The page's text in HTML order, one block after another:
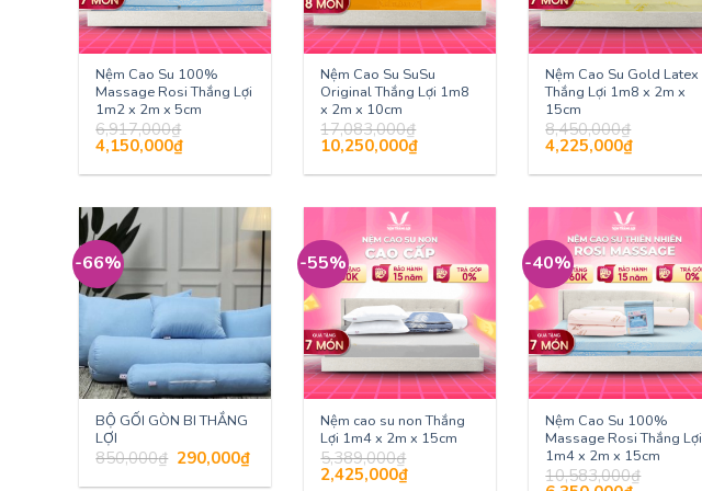
Nệm Cao Su 100%
Massage Rosi Thắng Lợi
1m2 x 2m x 5cm
6,917,000₫
Giá
gốc
là:
4,150,000₫Giá
tại
Nệm Cao Su SuSu
Original Thắng Lợi 1m8
x 2m x 10cm
17,083,000₫
Giá
gốc
là:
10,250,000₫Giá
tại
Nệm Cao Su Gold Latex
Thắng Lợi 1m8 x 2m x
15cm
8,450,000₫
Giá
gốc
là:
4,225,000₫Giá
tại
-66%
BỘ GỐI GÒN BI THẮNG
LỢI
850,000₫ Giá
gốc
là:
290,000₫Giá
hiện
tại
-55%
Nệm cao su non Thắng
Lợi 1m4 x 2m x 15cm
5,389,000₫
Giá
gốc
2,425,000₫Giá
-40%
Nệm Cao Su 100%
Massage Rosi Thắng Lợi
1m4 x 2m x 15cm
10,583,000₫